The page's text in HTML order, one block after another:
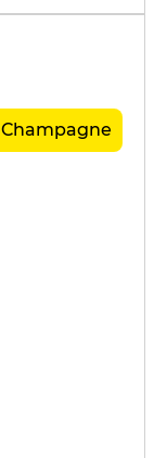
Champagne